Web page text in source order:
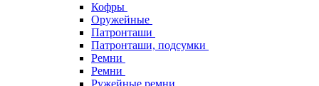
Кофры
Оружейные
Патронташи
Патронташи, подсумки
Ремни
Ремни
Ружейные ремни